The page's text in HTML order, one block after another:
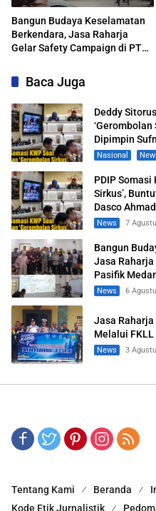
Bangun Budaya Keselamatan
Berkendara, Jasa Raharja
Gelar Safety Campaign di PT
Baca Juga
Deddy
‘Gerombolan
Dipimpin
Nasional
PDIP Somasi
Sirkus’,
Dasco Ahmad
News 7
Bangun
Jasa
Pasifik
News 6
Jasa
Melalui
News 3
Tentang Kami Beranda
Kode Etik Jurnalistik